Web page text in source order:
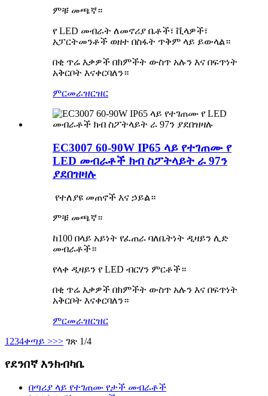
ምቹ መጫኛ።
የ LED መብራት ለመኖሪያ ቤቶች፣ ቪላዎች፣
አፓርትመንቶች ወዘተ በስፋት ጥቅም ላይ ይውላል።
በቂ ጥሬ እቃዎች በክምችት ውስጥ አሉን እና በፍጥነት
አቅርቦት እናቀርባለን።
ምርመራዝርዝር
EC3007 60-90W IP65 ላይ የተገጠሙ የ
LED መብራቶች ክብ ስፖትላይት ራ 97ን
ያደበዝዛሉ
የተለያዩ መጠኖች እና ኃይል።
ምቹ መጫኛ።
ከ100 በላይ አይነት የፈጠራ ባለቤትነት ዲዛይን ሊድ
መብራቶች።
የላቀ ዲዛይን የ LED ብርሃን ምርቶች።
በቂ ጥሬ እቃዎች በክምችት ውስጥ አሉን እና በፍጥነት
አቅርቦት እናቀርባለን።
ምርመራዝርዝር
1 234ቀጣይ >>> ገጽ 1/4
የደንበኛ እንክብካቤ
በጣሪያ ላይ የተገጠሙ የታች መብራቶች